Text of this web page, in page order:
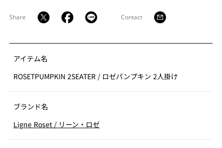
Share Contact
アイテム名
ROSETPUMPKIN 2SEATER / ロゼパンプキン 2人掛け
ブランド名
Ligne Roset / リーン・ロゼ